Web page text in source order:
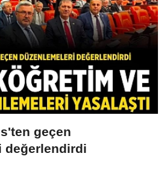
geçen
değerlendirdi